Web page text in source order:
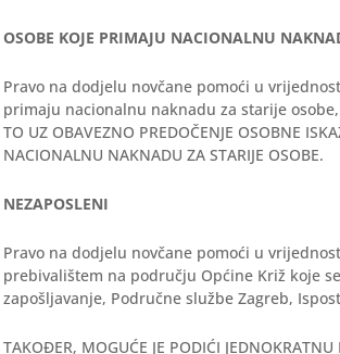
OSOBE KOJE PRIMAJU NACIONALNU
Pravo na dodjelu novčane pomoći u
primaju nacionalnu naknadu za starije
TO UZ OBAVEZNO PREDOČENJE OSOBNE
NACIONALNU NAKNADU ZA STARIJE OSOBE.
NEZAPOSLENI
Pravo na dodjelu novčane pomoći u
prebivalištem na području Općine Križ koje
zapošljavanje, Područne službe Zagreb,
TAKOĐER, MOGUĆE JE PODIĆI